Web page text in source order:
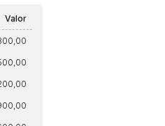
Valor